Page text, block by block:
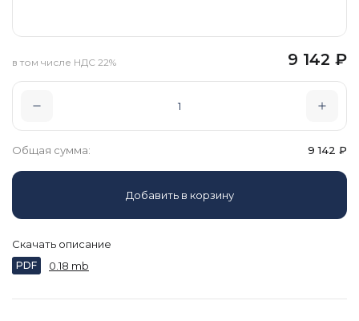
9 142 ₽
в том числе НДС 22%
Общая сумма: 9 142 ₽
Добавить в корзину
Скачать описание
PDF 0.18 mb